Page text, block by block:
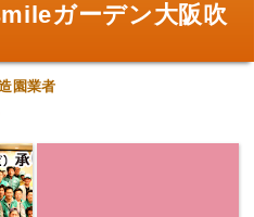
ガーデン大阪吹
園業者